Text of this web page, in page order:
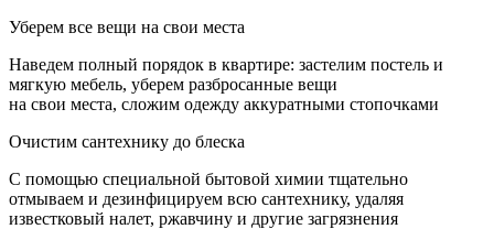
Уберем все вещи на свои места
Наведем полный порядок в квартире: застелим постель и
мягкую мебель, уберем разбросанные вещи
на свои места, сложим одежду аккуратными стопочками
Очистим сантехнику до блеска
С помощью специальной бытовой химии тщательно
отмываем и дезинфицируем всю сантехнику, удаляя
известковый налет, ржавчину и другие загрязнения